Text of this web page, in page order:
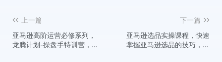
上一篇
亚马逊高阶运营必修系列，
龙腾计划-操盘手特训营，三
下一篇
亚马逊选品实操课程，快速
掌握亚马逊选品的技巧，覆